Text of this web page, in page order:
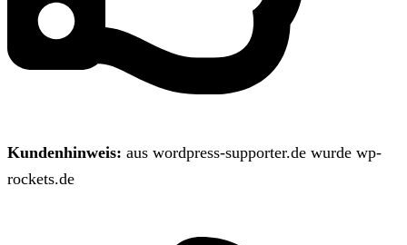
Kundenhinweis: aus wordpress-supporter.de wurde wp-
rockets.de